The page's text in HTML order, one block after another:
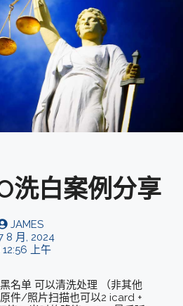
洗白案例分享
JAMES
8 月, 2024
12:56 上午
名单 可以清洗处理 （非其他
件/照片扫描也可以2 icard +